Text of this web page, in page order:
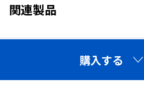
関連製品
購入する